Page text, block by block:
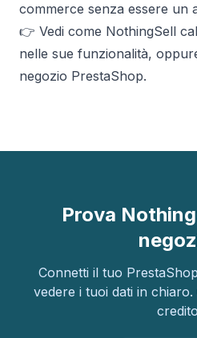
commerce senza essere un
👉 Vedi come NothingSell
nelle sue funzionalità,
negozio PrestaShop.
Prova
Connetti il tuo
vedere i tuoi dati in